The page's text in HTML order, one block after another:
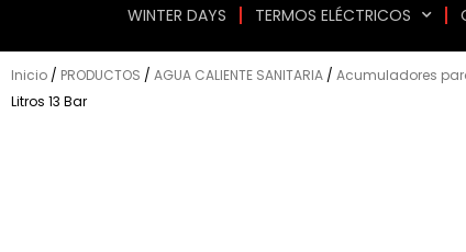
WINTER DAYS TERMOS ELÉCTRICOS
Inicio / PRODUCTOS / AGUA CALIENTE SANITARIA / Acumuladores
Litros 13 Bar